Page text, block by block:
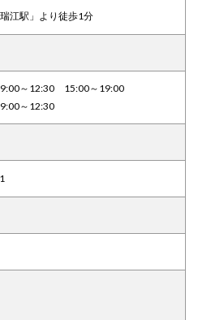
江駅」より徒歩1分
～12:30 15:00～19:00
～12:30